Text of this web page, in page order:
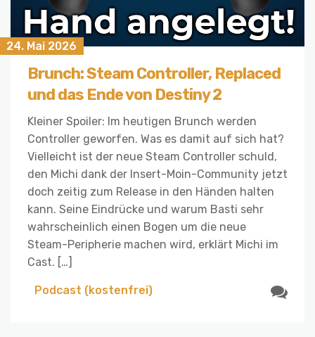
24. Mai 2026
Brunch: Steam Controller, Replaced
und das Ende von Destiny 2
Kleiner Spoiler: Im heutigen Brunch werden
Controller geworfen. Was es damit auf sich hat?
Vielleicht ist der neue Steam Controller schuld,
den Michi dank der Insert-Moin-Community jetzt
doch zeitig zum Release in den Händen halten
kann. Seine Eindrücke und warum Basti sehr
wahrscheinlich einen Bogen um die neue
Steam-Peripherie machen wird, erklärt Michi im
Cast. […]
Podcast (kostenfrei)